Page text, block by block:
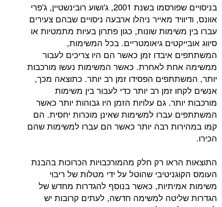
בניסויים שפורסמו בשנת 2001, ג'ושוע רובינשטיין, ג'פרי
מאייר ניהלו ארבעה ניסויים שבהם צעירים
שונות, כגון פתרון בעיות מתמטיות או
גיאומטריים. בכל המשימות,
זמן כאשר הם היו צריכים לעבור
לאחרת. כאשר המשימות נעשו מורכבות
הפסידו זמן רב יותר. כתוצאה מכך,
זמן רב יותר כדי לעבור בין משימות
גם עלויות הזמן היו גבוהות יותר כאשר
עברו למשימות שאינן מוכרות יחסית. הם
רבה יותר כאשר הם עברו למשימות שהם
רק חלק מהמורכבויות הכרוכות בהבנת
שהוטל על ידי מטלות של ריבוי
כאשר בנוסף להגדרות מחדש של
למשימה חדשה, לעתים קרובות יש